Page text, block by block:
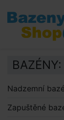
Přejít na
Přejít k
Klávesové
BAZÉNY:
Nadzemní
Zapuštěné